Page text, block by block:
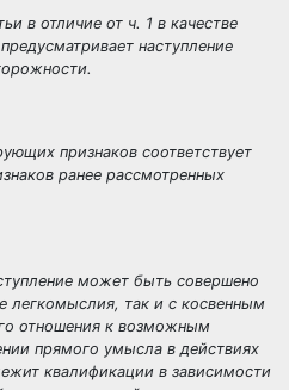
в отличие от ч. 1 в качестве
наступление
признаков соответствует
ранее рассмотренных
может быть совершено
легкомыслия, так и с косвенным
отношения к возможным
прямого умысла в действиях
квалификации в зависимости